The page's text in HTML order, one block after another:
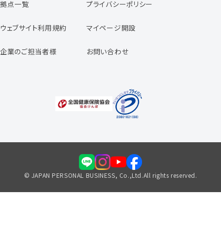
スタッフの声
専任コンサルタントの声
福利厚生のご案内
拠点一覧 プライバシーポリシー
ウェブサイト利用規約 マイページ開設
企業のご担当者様 お問い合わせ
© JAPAN PERSONAL BUSINESS, Co.,Ltd.All rights reserved.